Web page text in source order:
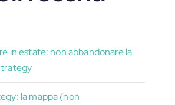
in estate: non abbandonare la
la mappa (non